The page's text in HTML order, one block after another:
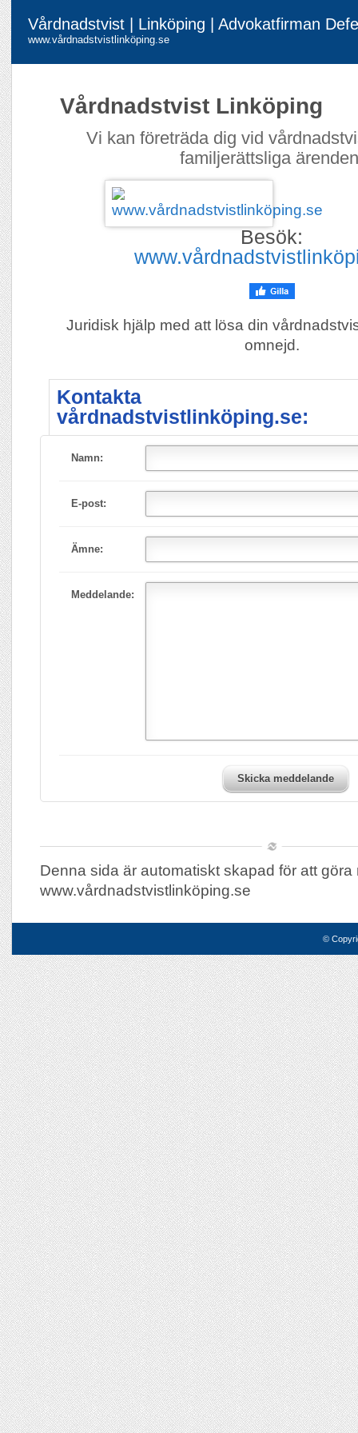
Vårdnadstvist | Linköping | Advokatfirman
www.vårdnadstvistlinköping.se
Vårdnadstvist Linköping
Vi kan företräda dig vid
familjerättsliga
Besök:
Juridisk hjälp med att lösa din
omnejd.
Kontakta
vårdnadstvistlinköping.se:
Namn:
E-post:
Ämne:
Meddelande:
Skicka meddelande
Denna sida är automatiskt skapad för att göra
www.vårdnadstvistlinköping.se
©